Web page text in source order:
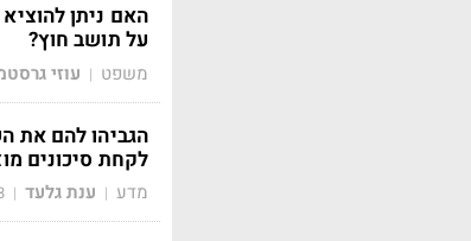
האם ניתן
על תושב חוץ?
משפט | עוזי
הגביהו להם את
לקחת סיכונים
מדע | ענת גלעד |